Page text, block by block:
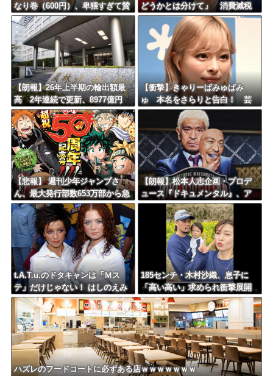
なり巻（600円）、卑猥すぎて賛
否両論ｗｗｗｗｗｗｗｗｗ
どうかとは分けて」 消費減税
「2年後に私の責任で戻す」発言
を説明
【朗報】26年上半期の輸出額最
高 2年連続で更新、8977億円
農水省「インバウンドの増加に
伴い、日本食の認知度が向上」
【衝撃】きゃりーぱみゅぱみ
ゅ 本名をさらりと告白！ 芸
名の由来も明かす！！
【悲報】 週刊少年ジャンプさ
ん、最大発行部数653万部から急
降下でついに100万部を割ってし
まうｗｗｗｗｗｗｗ
【朗報】松本人志企画・プロデ
ュース『ドキュメンタル』、ア
メリカで初の制作が決定！ 海
外タイトル『LOL』として世界2
5ヶ国・地域で展開
t.A.T.u.のドタキャンは「Ｍス
テ」だけじゃない！ はしのえみ
「来なかったんですよ…」
185センチ・木村沙織、息子に
「高い高い」求められ衝撃展開
激白 ｗｗｗｗｗｗｗｗｗｗ
ハズレのフードコートに必ずある店ｗｗｗｗｗｗｗ